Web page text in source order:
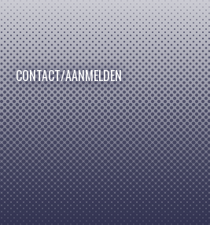
CONTACT/AANMELDEN